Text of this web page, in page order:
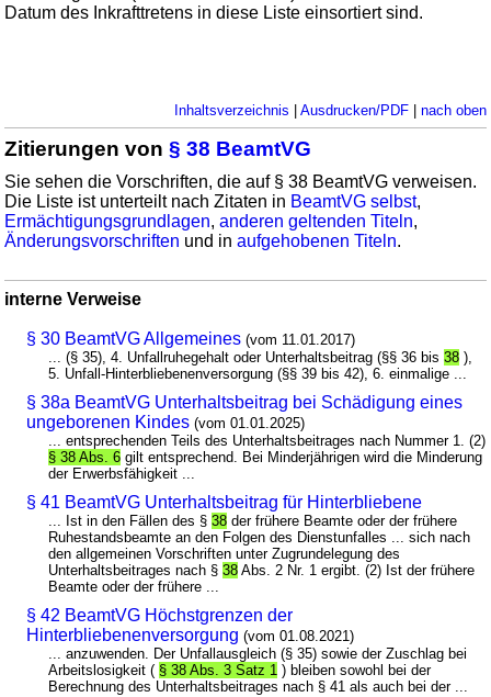
Datum des Inkrafttretens in diese Liste einsortiert sind.
Inhaltsverzeichnis Ausdrucken/PDF| nach oben
Zitierungen von§ 38 BeamtVG
Sie sehen die Vorschriften, die auf § 38 BeamtVG verweisen.
Die Liste ist unterteilt nach Zitaten in BeamtVG selbst,
Ermächtigungsgrundlagen,anderen geltenden Titeln,
Änderungsvorschriften und inaufgehobenen Titeln.
interne Verweise
§ 30 BeamtVG Allgemeines (vom 11.01.2017)
... (§ 35), 4. Unfallruhegehalt oder Unterhaltsbeitrag (§§ 36 bis38 ),
5. Unfall-Hinterbliebenenversorgung (§§ 39 bis 42), 6. einmalige ...
§ 38a BeamtVG Unterhaltsbeitrag bei Schädigung eines
ungeborenen Kindes (vom 01.01.2025)
... entsprechenden Teils des Unterhaltsbeitrages nach Nummer 1. (2)
§ 38 Abs. 6 gilt entsprechend. Bei Minderjährigen wird die Minderung
der Erwerbsfähigkeit ...
§ 41 BeamtVG Unterhaltsbeitrag für Hinterbliebene
... Ist in den Fällen des §38 der frühere Beamte oder der frühere
Ruhestandsbeamte an den Folgen des Dienstunfalles ... sich nach
den allgemeinen Vorschriften unter Zugrundelegung des
Unterhaltsbeitrages nach §38 Abs. 2 Nr. 1 ergibt. (2) Ist der frühere
Beamte oder der frühere ...
§ 42 BeamtVG Höchstgrenzen der
Hinterbliebenenversorgung (vom 01.08.2021)
... anzuwenden. Der Unfallausgleich (§ 35) sowie der Zuschlag bei
Arbeitslosigkeit ( § 38 Abs. 3 Satz 1 ) bleiben sowohl bei der
Berechnung des Unterhaltsbeitrages nach § 41 als auch bei der ...